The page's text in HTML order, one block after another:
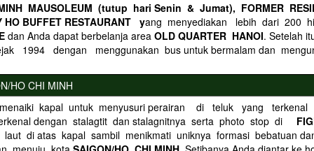
MAUSOLEUM (tutup hari Senin & Jumat), FORMER
HO BUFFET RESTAURANT yang menyediakan lebih dari 200
dan Anda dapat berbelanja area OLD QUARTER HANOI. Setelah
1994 dengan menggunakan bus untuk bermalam dan
HO CHI MINH
kapal untuk menyusuri perairan di teluk yang
dengan stalagtit dan stalagnitnya serta photo stop di
laut di atas kapal sambil menikmati uniknya formasi